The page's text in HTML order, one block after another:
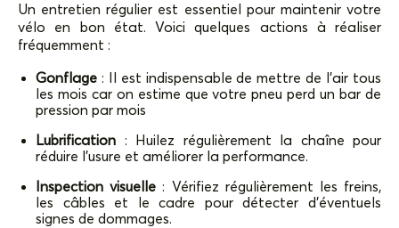
Un entretien régulier est essentiel pour maintenir votre
vélo en bon état. Voici quelques actions à réaliser
fréquemment :
Gonflage : Il est indispensable de mettre de l’air tous
les mois car on estime que votre pneu perd un bar de
pression par mois
Lubrification : Huilez régulièrement la chaîne pour
réduire l’usure et améliorer la performance.
Inspection visuelle : Vérifiez régulièrement les freins,
les câbles et le cadre pour détecter d’éventuels
signes de dommages.